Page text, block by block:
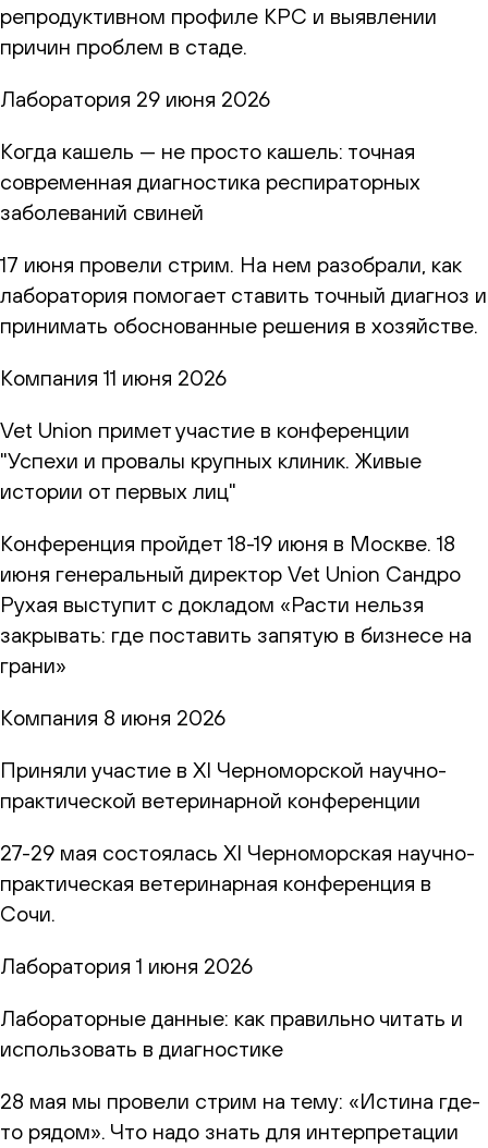
репродуктивном профиле КРС и выявлении
причин проблем в стаде.
Лаборатория 29 июня 2026
Когда кашель — не просто кашель: точная
современная диагностика респираторных
заболеваний свиней
17 июня провели стрим. На нем разобрали, как
лаборатория помогает ставить точный диагноз и
принимать обоснованные решения в хозяйстве.
Компания 11 июня 2026
Vet Union примет участие в конференции
"Успехи и провалы крупных клиник. Живые
истории от первых лиц"
Конференция пройдет 18-19 июня в Москве. 18
июня генеральный директор Vet Union Сандро
Рухая выступит с докладом «Расти нельзя
закрывать: где поставить запятую в бизнесе на
грани»
Компания 8 июня 2026
Приняли участие в XI Черноморской научно-
практической ветеринарной конференции
27-29 мая состоялась XI Черноморская научно-
практическая ветеринарная конференция в
Сочи.
Лаборатория 1 июня 2026
Лабораторные данные: как правильно читать и
использовать в диагностике
28 мая мы провели стрим на тему: «Истина где-
то рядом». Что надо знать для интерпретации